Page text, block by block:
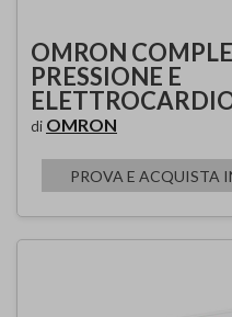
OMRON
PRESSIONE E
di OMRON
PROVA E ACQUISTA